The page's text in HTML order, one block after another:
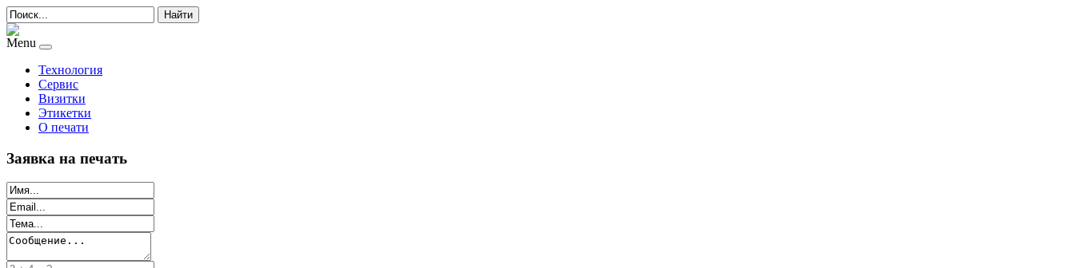
Найти
Menu
Технология
Сервис
Визитки
Этикетки
О печати
Заявка на печать